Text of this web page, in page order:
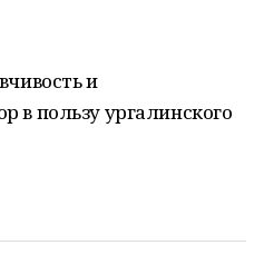
и
в пользу ургалинского